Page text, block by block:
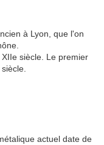
à Lyon, que l'on
siècle. Le premier
actuel date de